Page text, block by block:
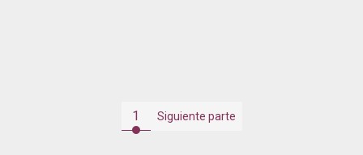
1 Siguiente parte